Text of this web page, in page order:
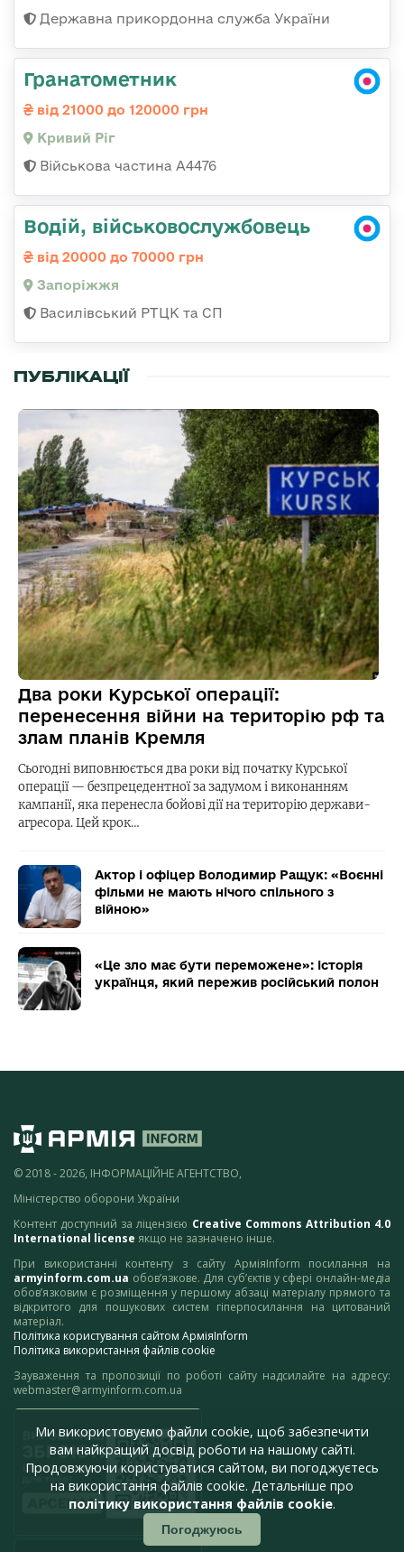
Державна прикордонна служба України
Гранатометник
від 21000 до 120000 грн
Кривий Ріг
Військова частина А4476
Водій, військовослужбовець
від 20000 до 70000 грн
Запоріжжя
Василівський РТЦК та СП
ПУБЛІКАЦІЇ
Два роки Курської операції:
перенесення війни на територію рф та
злам планів Кремля
Сьогодні виповнюється два роки від початку Курської
операції — безпрецедентної за задумом і виконанням
кампанії, яка перенесла бойові дії на територію держави-
агресора. Цей крок…
Актор і офіцер Володимир Ращук: «Воєнні
фільми не мають нічого спільного з
війною»
«Це зло має бути переможене»: історія
українця, який пережив російський полон
© 2018 - 2026, ІНФОРМАЦІЙНЕ АГЕНТСТВО,
Міністерство оборони України
Контент доступний за ліцензією Creative Commons Attribution 4.0
International license якщо не зазначено інше.
При використанні контенту з сайту АрміяInform посилання на
armyinform.com.ua обов’язкове. Для суб’єктів у сфері онлайн-медіа
обов’язковим є розміщення у першому абзаці матеріалу прямого та
відкритого для пошукових систем гіперпосилання на цитований
матеріал.
Політика користування сайтом АрміяInform
Політика використання файлів cookie
Зауваження та пропозиції по роботі сайту надсилайте на адресу:
webmaster@armyinform.com.ua
Ми використовуємо файли cookie, щоб забезпечити
вам найкращий досвід роботи на нашому сайті.
Продовжуючи користуватися сайтом, ви погоджуєтесь
на використання файлів cookie. Детальніше про
політику використання файлів cookie.
Погоджуюсь